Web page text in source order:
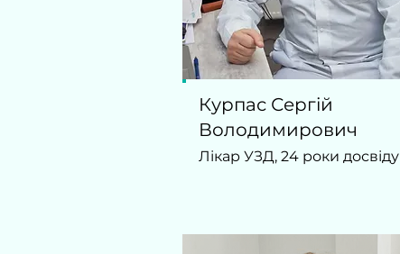
Курпас Сергій
Володимирович
Лікар УЗД, 24 роки досвіду